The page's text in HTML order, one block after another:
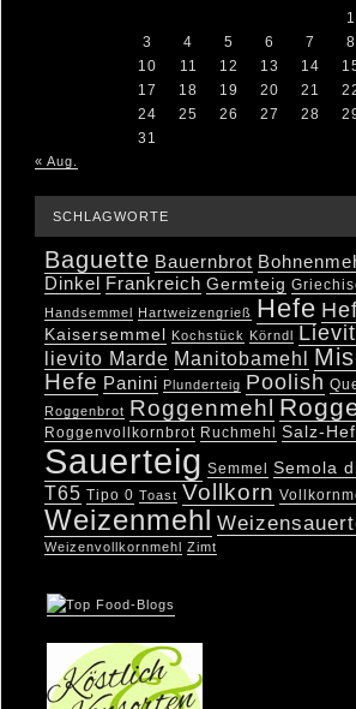
1
3
4 5 6 7 8
10
11 12 13 14
17
18 19 20 21
24
25 26 27 28
31
« Aug.
SCHLAGWORTE
Baguette Bauernbrot
Dinkel Frankreich Germteig
Handsemmel
Hartweizengrieß Hefe
Kaisersemmel Kochstück Körndl
lievito Marde Manitobamehl
Hefe Panini Plunderteig Poolish
Roggenbrot Roggenmehl
Roggenvollkornbrot Ruchmehl Salz-
Sauerteig Semmel Semola
T65 Tipo 0 Toast Vollkorn
Weizenmehl
Weizenvollkornmehl Zimt